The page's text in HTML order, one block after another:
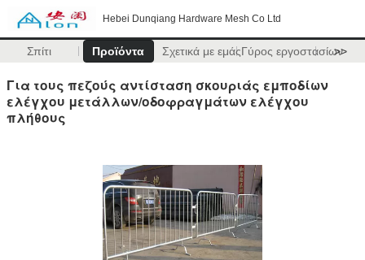
Hebei Dunqiang Hardware Mesh Co Ltd
Σπίτι Προϊόντα Σχετικά με εμάςΓύρος εργοστασίων
>>
Για τους πεζούς αντίσταση σκουριάς εμποδίων
ελέγχου μετάλλων/οδοφραγμάτων ελέγχου
πλήθους